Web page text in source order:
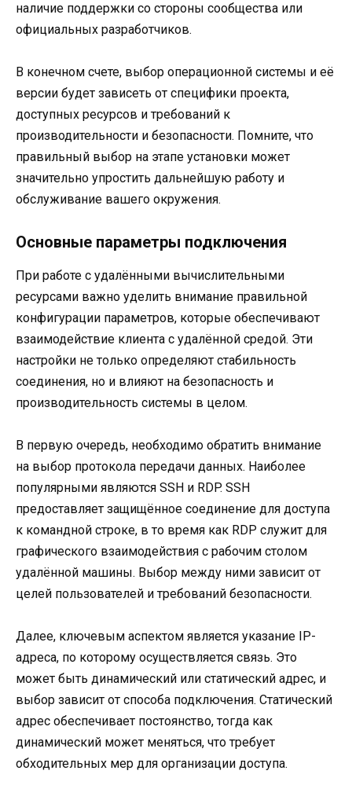
наличие поддержки со стороны сообщества или
официальных разработчиков.
В конечном счете, выбор операционной системы и её
версии будет зависеть от специфики проекта,
доступных ресурсов и требований к
производительности и безопасности. Помните, что
правильный выбор на этапе установки может
значительно упростить дальнейшую работу и
обслуживание вашего окружения.
Основные параметры подключения
При работе с удалёнными вычислительными
ресурсами важно уделить внимание правильной
конфигурации параметров, которые обеспечивают
взаимодействие клиента с удалённой средой. Эти
настройки не только определяют стабильность
соединения, но и влияют на безопасность и
производительность системы в целом.
В первую очередь, необходимо обратить внимание
на выбор протокола передачи данных. Наиболее
популярными являются SSH и RDP. SSH
предоставляет защищённое соединение для доступа
к командной строке, в то время как RDP служит для
графического взаимодействия с рабочим столом
удалённой машины. Выбор между ними зависит от
целей пользователей и требований безопасности.
Далее, ключевым аспектом является указание IP-
адреса, по которому осуществляется связь. Это
может быть динамический или статический адрес, и
выбор зависит от способа подключения. Статический
адрес обеспечивает постоянство, тогда как
динамический может меняться, что требует
обходительных мер для организации доступа.